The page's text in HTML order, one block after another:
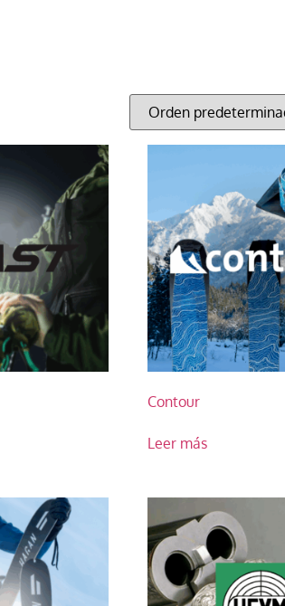
Contour
Leer más